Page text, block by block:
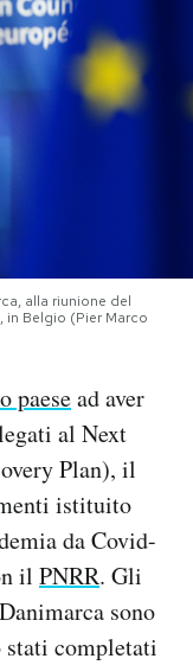
alla riunione del
in Belgio (Pier Marco
paesead aver
al Next
Plan), il
istituito
da Covid-
il PNRR. Gli
sono
completati